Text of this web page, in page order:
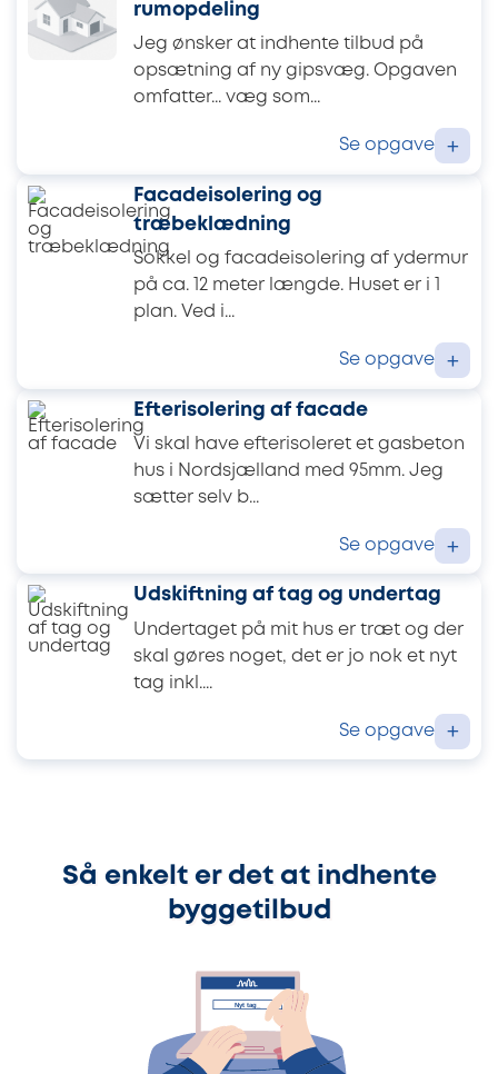
rumopdeling
Jeg ønsker at indhente tilbud på
opsætning af ny gipsvæg. Opgaven
omfatter... væg som...
Se opgave +
Facadeisolering og
træbeklædning
Sokkel og facadeisolering af ydermur
på ca. 12 meter længde. Huset er i 1
plan. Ved i...
Se opgave +
Efterisolering af facade
Vi skal have efterisoleret et gasbeton
hus i Nordsjælland med 95mm. Jeg
sætter selv b...
Se opgave +
Udskiftning af tag og undertag
Undertaget på mit hus er træt og der
skal gøres noget, det er jo nok et nyt
tag inkl....
Se opgave +
Så enkelt er det at indhente
byggetilbud